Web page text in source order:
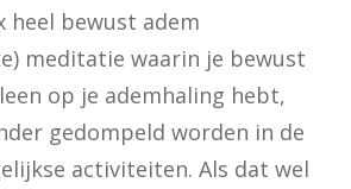
heel bewust adem
meditatie waarin je bewust
op je ademhaling hebt,
gedompeld worden in de
activiteiten. Als dat wel